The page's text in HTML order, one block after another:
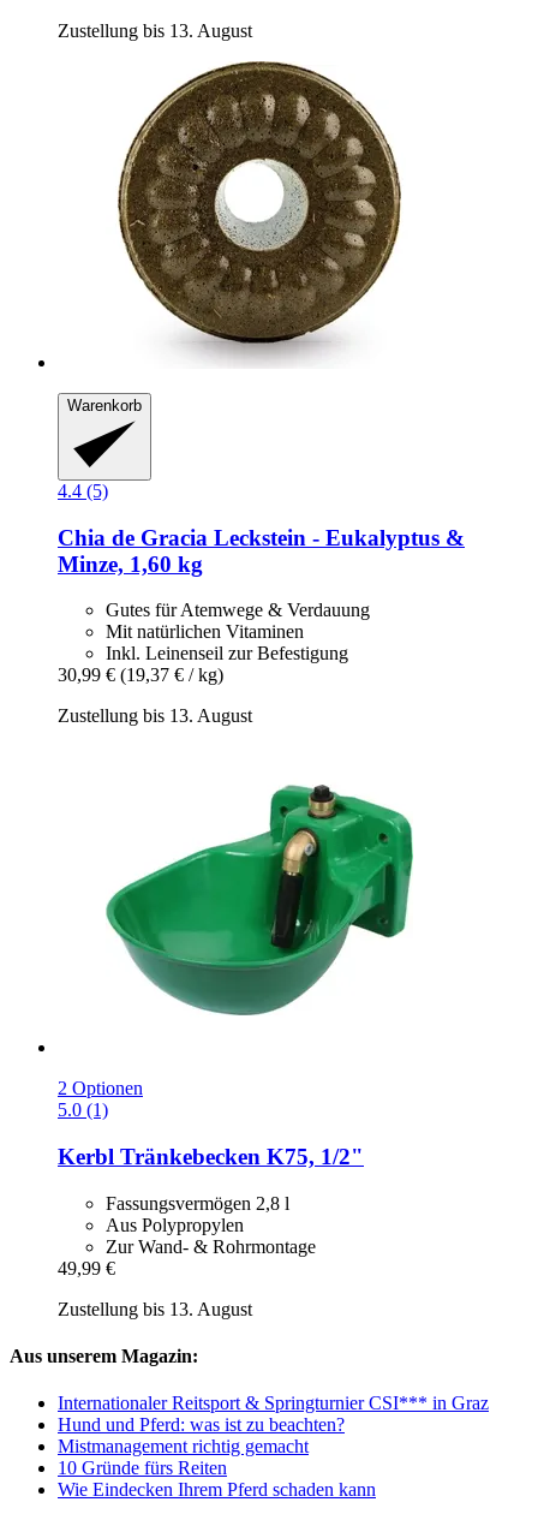
Zustellung bis 13. August
Warenkorb
4.4 (5)
Chia de Gracia Leckstein -​ Eukalyptus &
Minze, 1,60 kg
Gutes für Atemwege & Verdauung
Mit natürlichen Vitaminen
Inkl. Leinenseil zur Befestigung
30,99 € (19,37 € / kg)
Zustellung bis 13. August
2 Optionen
5.0 (1)
Kerbl Tränkebecken K75, 1/2"
Fassungsvermögen 2,8 l
Aus Polypropylen
Zur Wand- & Rohrmontage
49,99 €
Zustellung bis 13. August
Aus unserem Magazin:
Internationaler Reitsport & Springturnier CSI*** in Graz
Hund und Pferd: was ist zu beachten?
Mistmanagement richtig gemacht
10 Gründe fürs Reiten
Wie Eindecken Ihrem Pferd schaden kann